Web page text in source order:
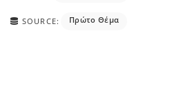
SOURCE: Πρώτο Θέμα